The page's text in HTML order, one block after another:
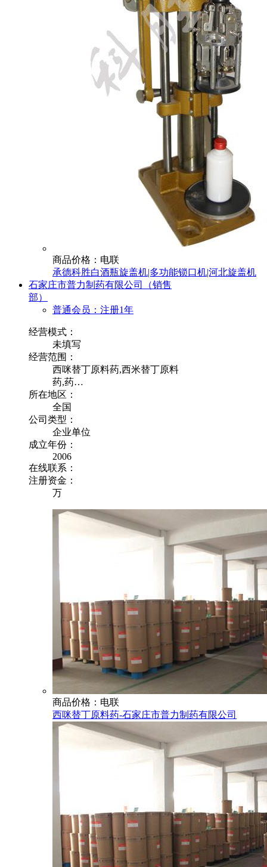
商品价格：电联
承德科胜白酒瓶旋盖机|多功能锁口机|河北旋盖机
石家庄市普力制药有限公司（销售
部）
普通会员：注册1年
经营模式：
未填写
经营范围：
西咪替丁原料药,西米替丁原料
药,药…
所在地区：
全国
公司类型：
企业单位
成立年份：
2006
在线联系：
注册资金：
万
商品价格：电联
西咪替丁原料药-石家庄市普力制药有限公司